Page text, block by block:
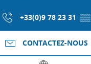
+33(0)9 78 23 31 ▒▒
CONTACTEZ-NOUS